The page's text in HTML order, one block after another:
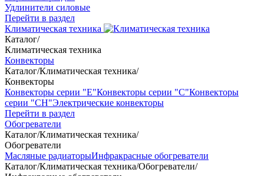
Удлинители силовые
Перейти в раздел
Климатическая техника
Каталог/
Климатическая техника
Конвекторы
Каталог/Климатическая техника/
Конвекторы
Конвекторы серии "Е"Конвекторы серии "С"Конвекторы
серии "СН"Электрические конвекторы
Перейти в раздел
Обогреватели
Каталог/Климатическая техника/
Обогреватели
Масляные радиаторыИнфракрасные обогреватели
Каталог/Климатическая техника/Обогреватели/